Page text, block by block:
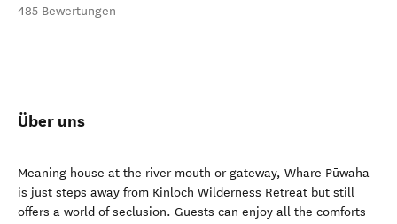
485 Bewertungen
Über uns
Meaning house at the river mouth or gateway, Whare Pūwaha
is just steps away from Kinloch Wilderness Retreat but still
offers a world of seclusion. Guests can enjoy all the comforts